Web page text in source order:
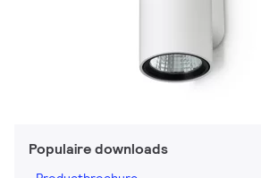
Populaire downloads